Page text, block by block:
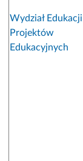
Wydział
Projektów
Edukacyjnych